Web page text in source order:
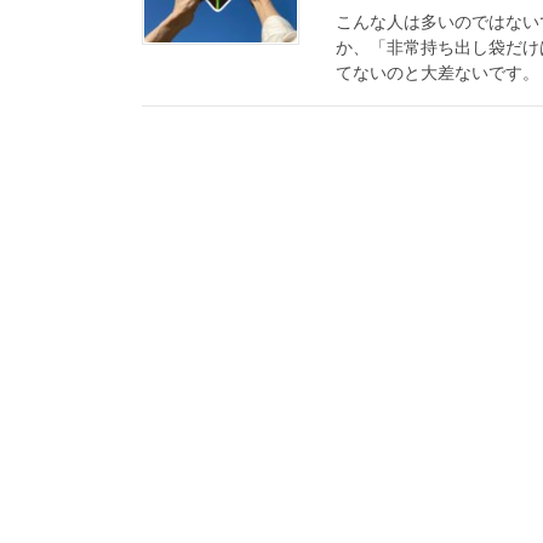
こんな人は多いのではな
か、「非常持ち出し袋だ
てないのと大差ないです